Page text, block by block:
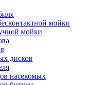
мойки
мойки
дисков
насекомых